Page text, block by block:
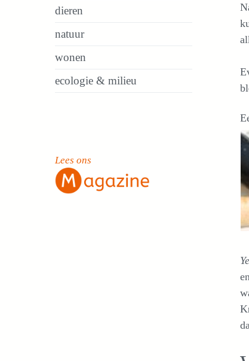
dieren
natuur
wonen
ecologie & milieu
Lees ons